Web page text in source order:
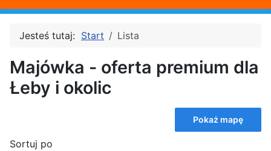
Jesteś tutaj: Start Lista
Majówka - oferta premium dla
Łeby i okolic
Pokaż mapę
Sortuj po